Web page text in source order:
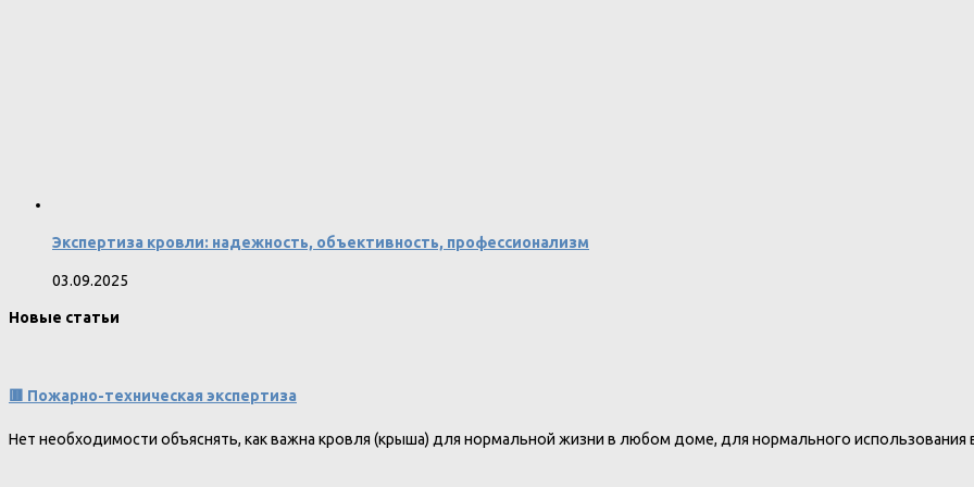
Экспертиза кровли: надежность, объективность, профессионализм
03.09.2025
Новые статьи
🟥 Пожарно-техническая экспертиза
Нет необходимости объяснять, как важна кровля (крыша) для нормальной жизни в любом доме, для нормального